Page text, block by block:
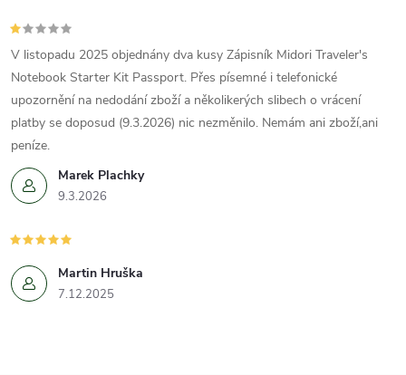
p
i
s
u
Marek Plachky
9.3.2026
V listopadu 2025 objednány dva kusy Zápisník Midori Traveler's
Notebook Starter Kit Passport. Přes písemné i telefonické
upozornění na nedodání zboží a několikerých slibech o vrácení
platby se doposud (9.3.2026) nic nezměnilo. Nemám ani zboží,ani
peníze.
Martin Hruška
7.12.2025